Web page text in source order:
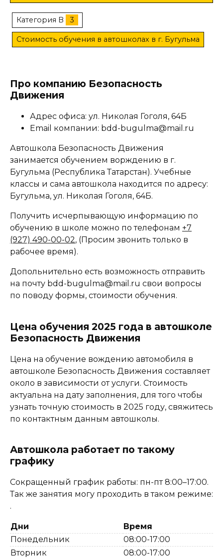
Категория B 3
Стоимость обучения в автошколах в г. Бугульма
Про компанию Безопасность
Движения
Адрес офиса: ул. Николая Гоголя, 64Б
Email компании: bdd-bugulma@mail.ru
Автошкола Безопасность Движения
занимается обучением ворждению в г.
Бугульма (Республика Татарстан). Учебные
классы и сама автошкола находится по адресу:
Бугульма, ул. Николая Гоголя, 64Б.
Получить исчерпывающую информацию по
обучению в школе можно по телефонам +7
(927) 490-00-02, (Просим звонить только в
рабочее время).
Допольнительно есть возможность отправить
на почту bdd-bugulma@mail.ru свои вопросы
по поводу формы, стоимости обучения.
Цена обучения 2025 года в автошколе
Безопасность Движения
Цена на обучение вождению автомобиля в
автошколе Безопасность Движения составляет
около в зависимости от услуги. Стоимость
актуальна на дату заполнения, для того чтобы
узнать точную стоимость в 2025 году, свяжитесь
по контактным данным автошколы.
Автошкола работает по такому
графику
Сокращенный график работы: пн-пт 8:00–17:00.
Так же занятия могу проходить в таком режиме:
.
Дни
Время
Понедельник
08:00-17:00
Вторник
08:00-17:00